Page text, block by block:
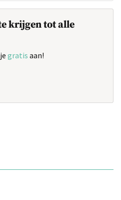
krijgen tot alle
gratis aan!